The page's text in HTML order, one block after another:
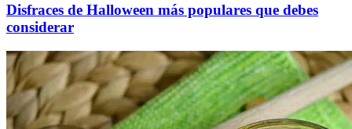
Disfraces de Halloween más populares que debes
considerar